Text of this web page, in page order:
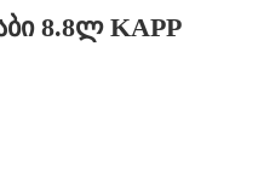
8.8ლ KAPP